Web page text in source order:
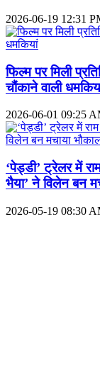
2026-06-19 12:31
फिल्म पर मिली
चौंकाने वाली
2026-06-01 09:25
‘पेड्डी’ ट्रेलर में
भैया’ ने विलेन बन
2026-05-19 08:30